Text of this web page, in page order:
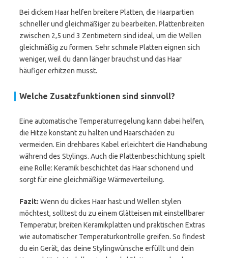
Bei dickem Haar helfen breitere Platten, die Haarpartien
schneller und gleichmäßiger zu bearbeiten. Plattenbreiten
zwischen 2,5 und 3 Zentimetern sind ideal, um die Wellen
gleichmäßig zu formen. Sehr schmale Platten eignen sich
weniger, weil du dann länger brauchst und das Haar
häufiger erhitzen musst.
Welche Zusatzfunktionen sind sinnvoll?
Eine automatische Temperaturregelung kann dabei helfen,
die Hitze konstant zu halten und Haarschäden zu
vermeiden. Ein drehbares Kabel erleichtert die Handhabung
während des Stylings. Auch die Plattenbeschichtung spielt
eine Rolle: Keramik beschichtet das Haar schonend und
sorgt für eine gleichmäßige Wärmeverteilung.
Fazit: Wenn du dickes Haar hast und Wellen stylen
möchtest, solltest du zu einem Glätteisen mit einstellbarer
Temperatur, breiten Keramikplatten und praktischen Extras
wie automatischer Temperaturkontrolle greifen. So findest
du ein Gerät, das deine Stylingwünsche erfüllt und dein